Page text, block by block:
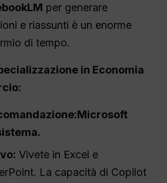
per generare
e riassunti è un enorme
di tempo.
in Economia
Microsoft
.
Vivete in Excel e
La capacità di Copilot